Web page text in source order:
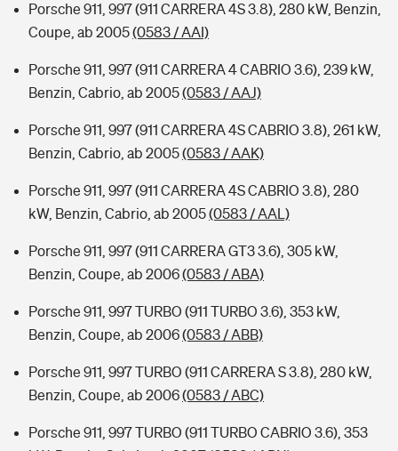
Porsche 911, 997 (911 CARRERA 4S 3.8), 280 kW, Benzin,
Coupe, ab 2005(0583 / AAI)
Porsche 911, 997 (911 CARRERA 4 CABRIO 3.6), 239 kW,
Benzin, Cabrio, ab 2005(0583 / AAJ)
Porsche 911, 997 (911 CARRERA 4S CABRIO 3.8), 261 kW,
Benzin, Cabrio, ab 2005(0583 / AAK)
Porsche 911, 997 (911 CARRERA 4S CABRIO 3.8), 280
kW, Benzin, Cabrio, ab 2005(0583 / AAL)
Porsche 911, 997 (911 CARRERA GT3 3.6), 305 kW,
Benzin, Coupe, ab 2006(0583 / ABA)
Porsche 911, 997 TURBO (911 TURBO 3.6), 353 kW,
Benzin, Coupe, ab 2006(0583 / ABB)
Porsche 911, 997 TURBO (911 CARRERA S 3.8), 280 kW,
Benzin, Coupe, ab 2006(0583 / ABC)
Porsche 911, 997 TURBO (911 TURBO CABRIO 3.6), 353